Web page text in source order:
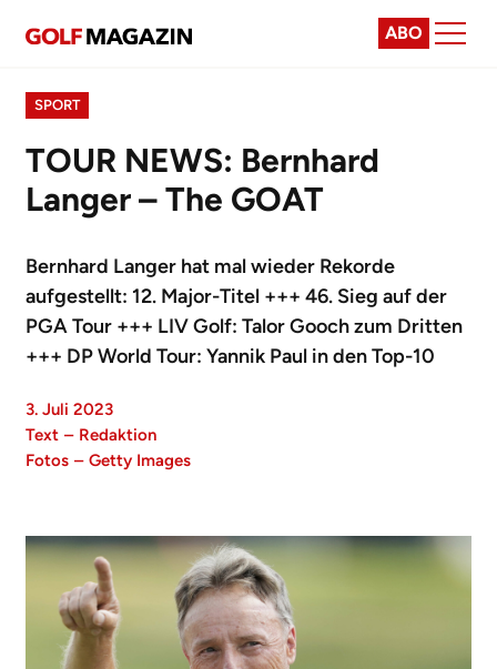
ABO
SPORT
TOUR NEWS: Bernhard
Langer – The GOAT
Bernhard Langer hat mal wieder Rekorde
aufgestellt: 12. Major-Titel +++ 46. Sieg auf der
PGA Tour +++ LIV Golf: Talor Gooch zum Dritten
+++ DP World Tour: Yannik Paul in den Top-10
3. Juli 2023
Text – Redaktion
Fotos – Getty Images